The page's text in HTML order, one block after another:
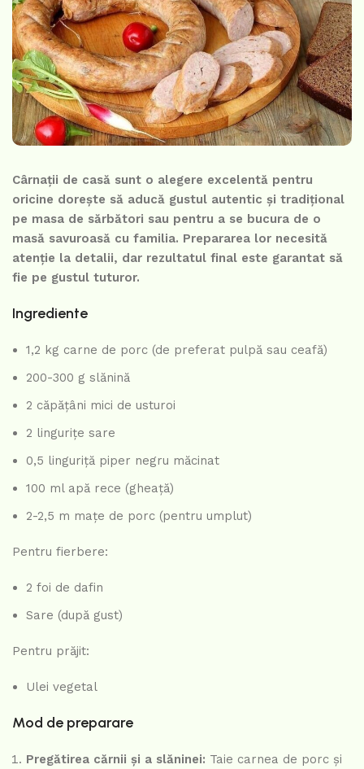
Cârnații de casă sunt o alegere excelentă pentru
oricine dorește să aducă gustul autentic și tradițional
pe masa de sărbători sau pentru a se bucura de o
masă savuroasă cu familia. Prepararea lor necesită
atenție la detalii, dar rezultatul final este garantat să
fie pe gustul tuturor.
Ingrediente
1,2 kg carne de porc (de preferat pulpă sau ceafă)
200-300 g slănină
2 căpățâni mici de usturoi
2 lingurițe sare
0,5 linguriță piper negru măcinat
100 ml apă rece (gheață)
2-2,5 m mațe de porc (pentru umplut)
Pentru fierbere:
2 foi de dafin
Sare (după gust)
Pentru prăjit:
Ulei vegetal
Mod de preparare
Pregătirea cărnii și a slăninei: Taie carnea de porc și